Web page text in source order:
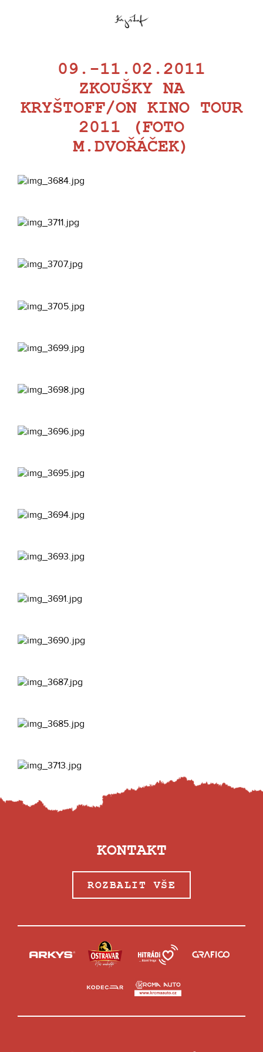
09.-11.02.2011
ZKOUŠKY NA
KRYŠTOFF/ON KINO TOUR
2011 (FOTO
M.DVOŘÁČEK)
KONTAKT
ROZBALIT VŠE